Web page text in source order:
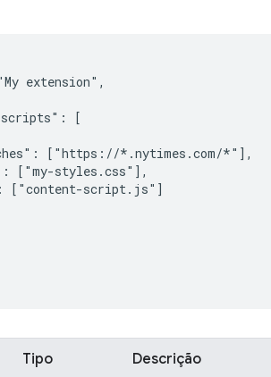
extension",
[
["https://*.nytimes.com/*"],
["my-styles.css"],
["content-script.js"]
Tipo Descrição